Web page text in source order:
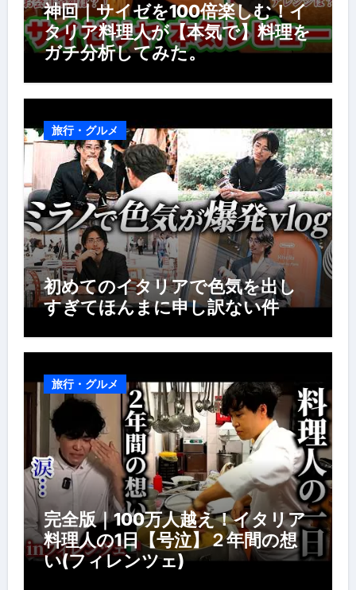
神回｜サイゼを100倍楽しむ！イ
タリア料理人が【本気で】料理を
ガチ分析してみた。
旅行・グルメ
初めてのイタリアで色気を出し
すぎてほんまに申し訳ない件
旅行・グルメ
完全版｜100万人越え！イタリア
料理人の1日【号泣】２年間の想
い(フィレンツェ)